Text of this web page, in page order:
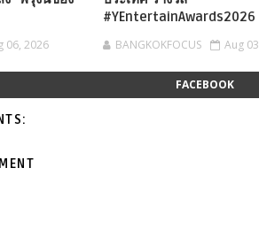
06, 2026
#YEntertainAwards2026
BANGKOKFOCUS Aug
FACEBOOK